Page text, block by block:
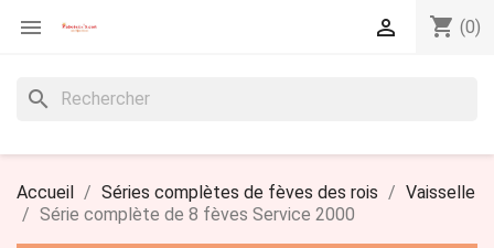
 shopping_cart (0)

search
Accueil Séries complètes de fèves des rois
Vaisselle
Série complète de 8 fèves Service 2000